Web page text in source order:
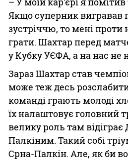
Якщо суперник вигравав
зустріччю, то мені проти
грати. Шахтар перед
у Кубку УЄФА, а на нас не
Зараз Шахтар став
може теж десь
команді грають молоді
їх налаштовує головний
велику роль там відіграє
Палкіним. Такий собі
Срна-Палкін. Але, як би